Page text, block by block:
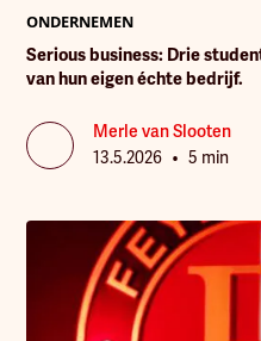
ONDERNEMEN
Serious business: Drie
van hun eigen échte bedrijf.
Merle van Slooten
13.5.2026 • 5 min